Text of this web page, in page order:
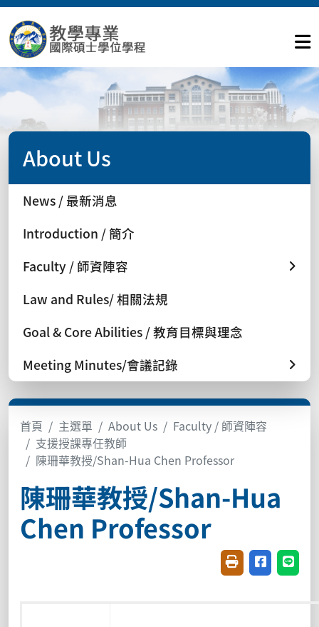
About Us
News / 最新消息
Introduction / 簡介
Faculty / 師資陣容
Law and Rules/ 相關法規
Goal & Core Abilities / 教育目標與理念
Meeting Minutes/會議記錄
首頁 主選單 About Us
Faculty / 師資陣容
支援授課專任教師
陳珊華教授/Shan-Hua Chen Professor
陳珊華教授/Shan-Hua
Chen Professor
友善列印(開新視
分享至臉書
分享